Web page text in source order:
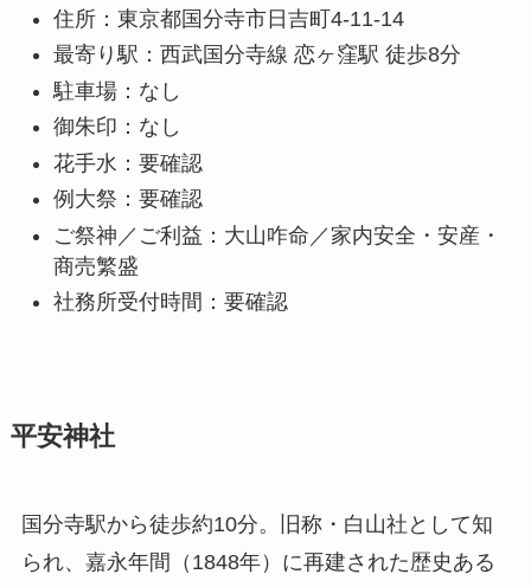
住所：東京都国分寺市日吉町4-11-14
最寄り駅：西武国分寺線 恋ヶ窪駅 徒歩8分
駐車場：なし
御朱印：なし
花手水：要確認
例大祭：要確認
ご祭神／ご利益：大山咋命／家内安全・安産・
商売繁盛
社務所受付時間：要確認
平安神社
国分寺駅から徒歩約10分。旧称・白山社として知
られ、嘉永年間（1848年）に再建された歴史ある